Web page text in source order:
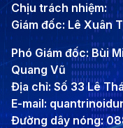
Chịu trách nhiệm:
Giám đốc: Lê Xuân
Phó Giám đốc: Bùi
Quang Vũ
Địa chỉ: Số 33 Lê
E-mail:
Đường dây nóng: